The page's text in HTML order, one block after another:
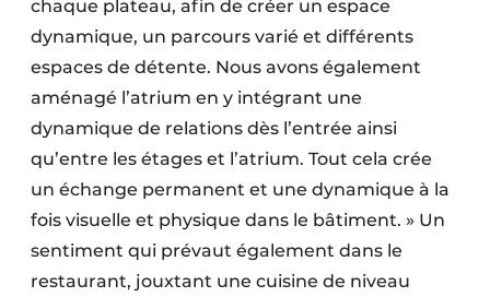
chaque plateau, afin de créer un espace
dynamique, un parcours varié et différents
espaces de détente. Nous avons également
aménagé l’atrium en y intégrant une
dynamique de relations dès l’entrée ainsi
qu’entre les étages et l’atrium. Tout cela crée
un échange permanent et une dynamique à la
fois visuelle et physique dans le bâtiment. » Un
sentiment qui prévaut également dans le
restaurant, jouxtant une cuisine de niveau